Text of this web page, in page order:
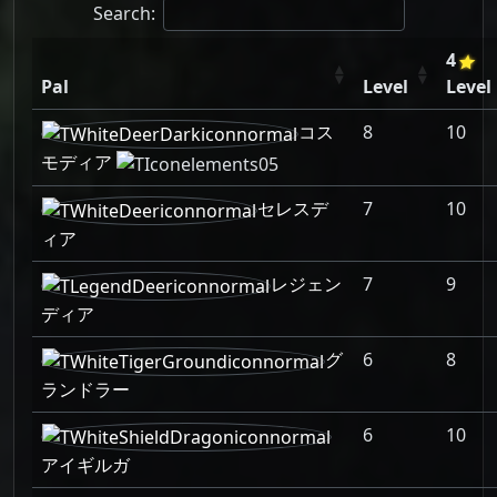
Search:
Pal Level
4
Level
コス
モディア
8 10
セレスデ
ィア
7 10
レジェン
ディア
7 9
グ
ランドラー
6 8
アイギルガ
6 10